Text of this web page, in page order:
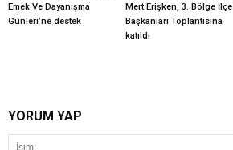
Emek Ve Dayanışma
Günleri’ne destek
Mert Erişken, 3. Bölge İlçe
Başkanları Toplantısına
katıldı
YORUM YAP